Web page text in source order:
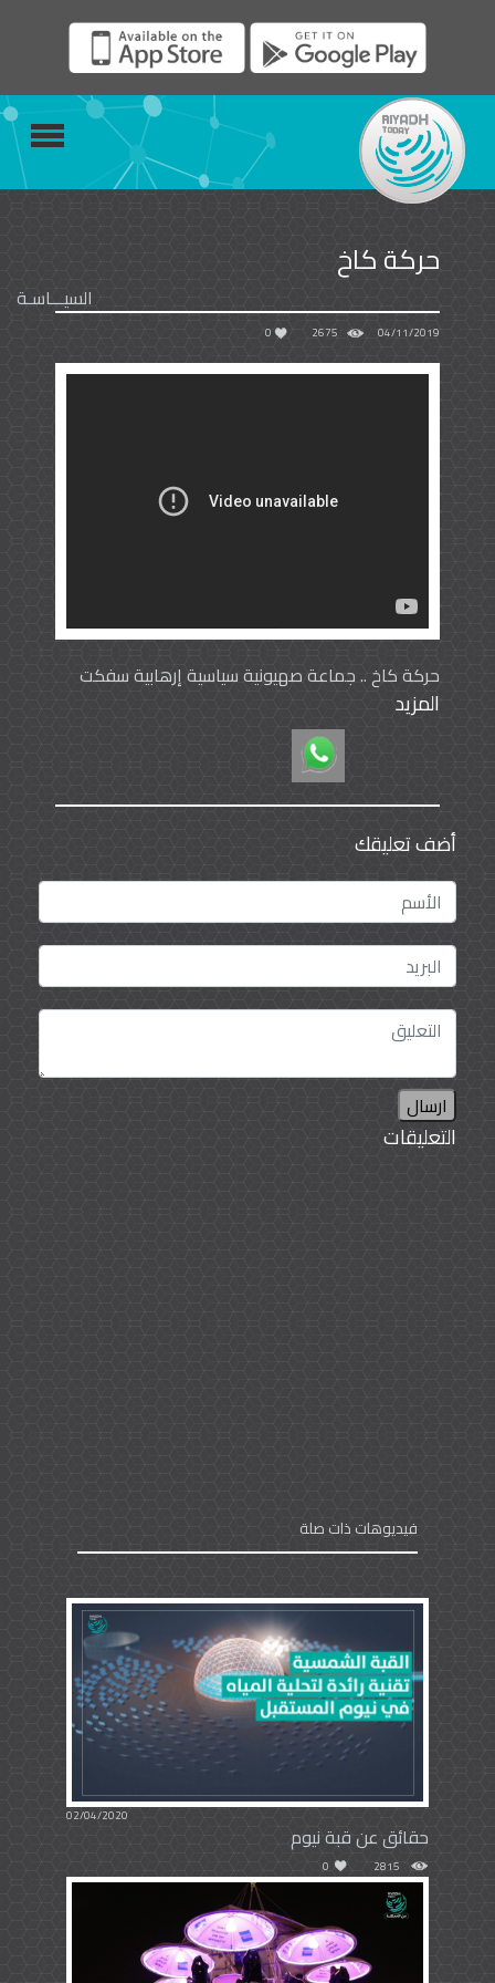
حركة كاخ
السيـــاسـة
04/11/2019
2675
0
حركة كاخ .. جماعة صهيونية سياسية إرهابية سفكت
الدماء في فلسطين
المزيد
أضف تعليقك
ارسال
التعليقات
فيديوهات ذات صلة
02/04/2020
حقائق عن قبة نيوم
2815
0